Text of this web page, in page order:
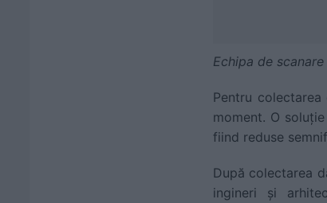
Echipa de
Pentru
moment. O
fiind reduse
După colectarea
ingineri și